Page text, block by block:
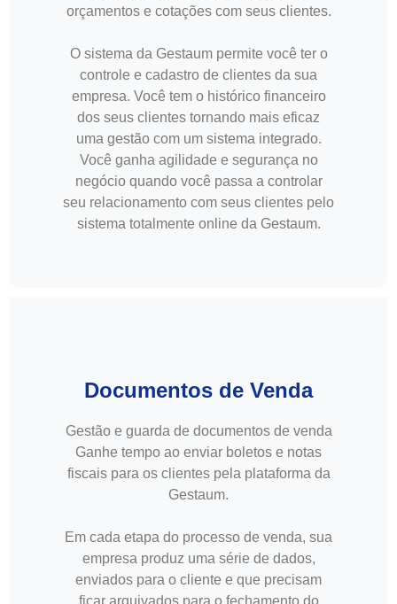
orçamentos e cotações com seus clientes.
O sistema da Gestaum permite você ter o
controle e cadastro de clientes da sua
empresa. Você tem o histórico financeiro
dos seus clientes tornando mais eficaz
uma gestão com um sistema integrado.
Você ganha agilidade e segurança no
negócio quando você passa a controlar
seu relacionamento com seus clientes pelo
sistema totalmente online da Gestaum.
Documentos de Venda
Gestão e guarda de documentos de venda
Ganhe tempo ao enviar boletos e notas
fiscais para os clientes pela plataforma da
Gestaum.
Em cada etapa do processo de venda, sua
empresa produz uma série de dados,
enviados para o cliente e que precisam
ficar arquivados para o fechamento do